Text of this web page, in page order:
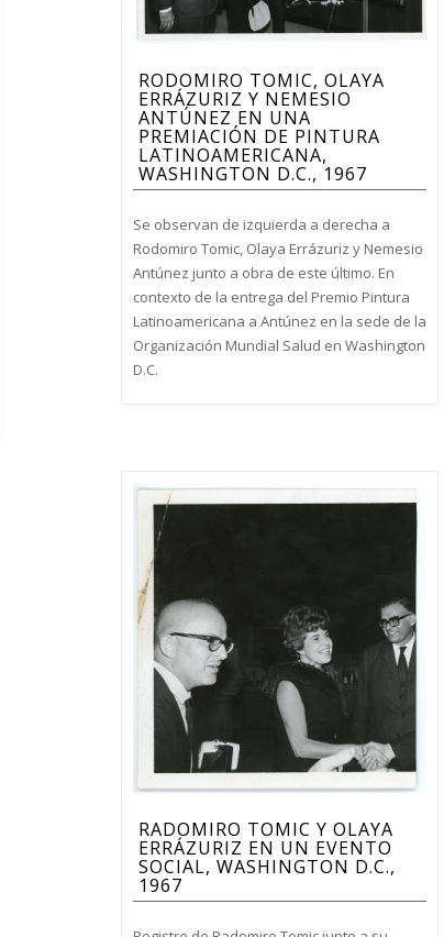
RODOMIRO TOMIC, OLAYA
ERRÁZURIZ Y NEMESIO
ANTÚNEZ EN UNA
PREMIACIÓN DE PINTURA
LATINOAMERICANA,
WASHINGTON D.C., 1967
Se observan de izquierda a derecha a
Rodomiro Tomic, Olaya Errázuriz y Nemesio
Antúnez junto a obra de este último. En
contexto de la entrega del Premio Pintura
Latinoamericana a Antúnez en la sede de la
Organización Mundial Salud en Washington
D.C.
RADOMIRO TOMIC Y OLAYA
ERRÁZURIZ EN UN EVENTO
SOCIAL, WASHINGTON D.C.,
1967